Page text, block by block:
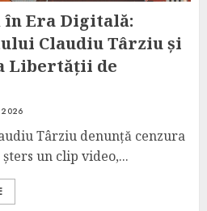
în Era Digitală:
Claudiu Târziu și
Libertății de
2026
Târziu denunță cenzura
un clip video,...